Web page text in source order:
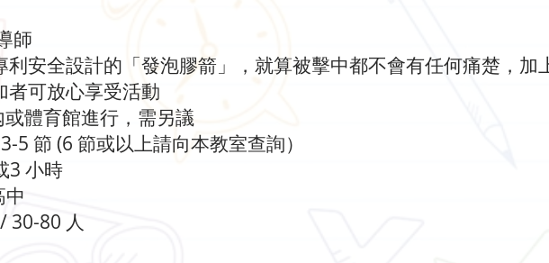
師
利安全設計的「發泡膠箭」，就算被擊中都不會有任何痛楚，加
者可放心享受活動
體育館進行，需另議
5 節 (6 節或以上請向本教室查詢）
3 小時
中
30-80 人